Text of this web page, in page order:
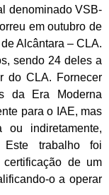
denominado VSB-
em outubro de
Alcântara – CLA.
sendo 24 deles a
do CLA. Fornecer
da Era Moderna
para o IAE, mas
indiretamente,
Este trabalho foi
de um
o a operar